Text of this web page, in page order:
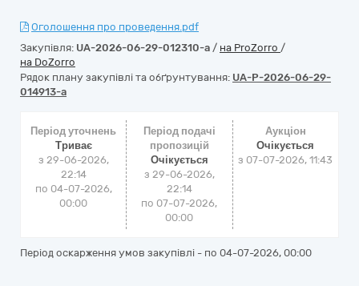
Оголошення про проведення.pdf
Закупівля: UA-2026-06-29-012310-a / на ProZorro /
на DoZorro
Рядок плану закупівлі та обґрунтування: UA-P-2026-06-29-
014913-a
Період уточнень
Триває
з 29-06-2026,
22:14
по 04-07-2026,
00:00
Період подачі
пропозицій
Очікується
з 29-06-2026,
22:14
по 07-07-2026,
00:00
Аукціон
Очікується
з 07-07-2026, 11:43
Період оскарження умов закупівлі - по 04-07-2026, 00:00